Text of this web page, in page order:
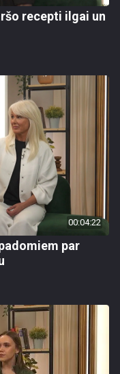
recepti ilgai un
00:04:22
par